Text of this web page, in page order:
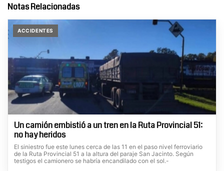
Notas Relacionadas
ACCIDENTES
Un camión embistió a un tren en la Ruta Provincial 51:
no hay heridos
El siniestro fue este lunes cerca de las 11 en el paso nivel ferroviario
de la Ruta Provincial 51 a la altura del paraje San Jacinto. Según
testigos el camionero se habría encandilado con el sol.-